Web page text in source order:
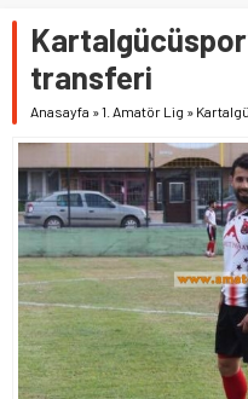
transferi
Anasayfa »1. Amatör Lig »